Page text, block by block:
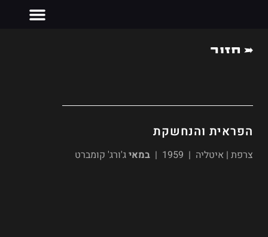
חזור
הפראית והנחשקת
צרפת | איטליה | 1959 | במאיג'ורג' קומברט